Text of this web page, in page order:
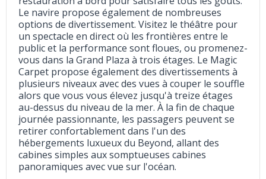
Le navire propose également de nombreuses
options de divertissement. Visitez le théâtre pour
un spectacle en direct où les frontières entre le
public et la performance sont floues, ou promenez-
vous dans la Grand Plaza à trois étages. Le Magic
Carpet propose également des divertissements à
plusieurs niveaux avec des vues à couper le souffle
alors que vous vous élevez jusqu'à treize étages
au-dessus du niveau de la mer. À la fin de chaque
journée passionnante, les passagers peuvent se
retirer confortablement dans l'un des
hébergements luxueux du Beyond, allant des
cabines simples aux somptueuses cabines
panoramiques avec vue sur l'océan.